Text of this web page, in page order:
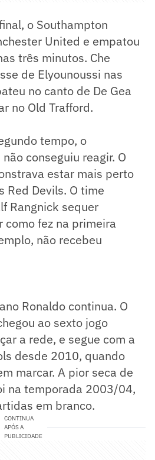
o Southampton
United e empatou
três minutos. Che
de Elyounoussi nas
no canto de De Gea
no Old Trafford.
tempo, o
conseguiu reagir. O
estar mais perto
Red Devils. O time
Rangnick sequer
como fez na primeira
não recebeu
Ronaldo continua. O
ao sexto jogo
a rede, e segue com a
desde 2010, quando
marcar. A pior seca de
na temporada 2003/04,
em branco.
CONTINUA
APÓS A
PUBLICIDADE